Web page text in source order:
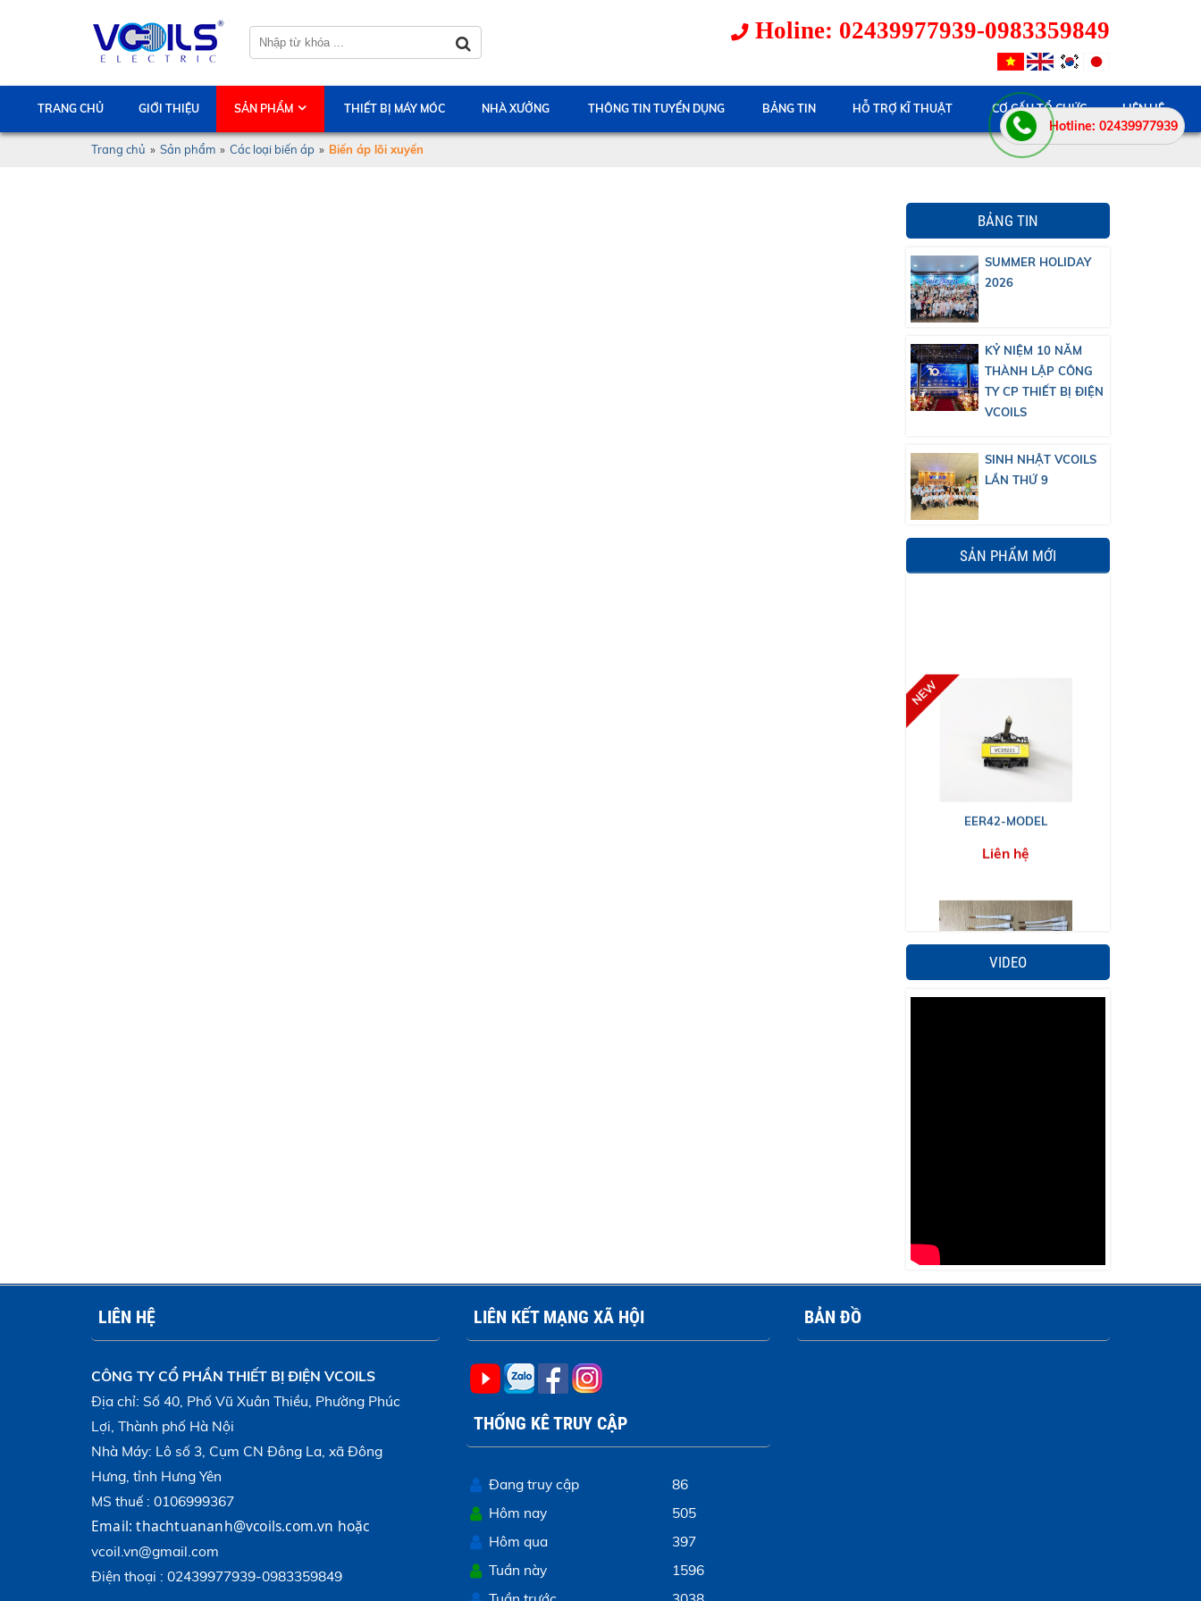
Holine: 02439977939-0983359849
TRANG CHỦ GIỚI THIỆU SẢN PHẨM THIẾT BỊ MÁY MÓC NHÀ XƯỞNG THÔNG TIN TUYỂN DỤNG BẢNG TIN HỖ TRỢ KĨ THUẬT CƠ CẤU TỔ CHỨC LIÊN HỆ
Trang chủ » Sản phẩm » Các loại biến áp » Biến áp lõi xuyến
BẢNG TIN
SUMMER HOLIDAY
2026
KỶ NIỆM 10 NĂM
THÀNH LẬP CÔNG
TY CP THIẾT BỊ ĐIỆN
VCOILS
SINH NHẬT VCOILS
LẦN THỨ 9
SẢN PHẨM MỚI
VIDEO
LIÊN HỆ
CÔNG TY CỔ PHẦN THIẾT BỊ ĐIỆN VCOILS
Địa chỉ: Số 40, Phố Vũ Xuân Thiều, Phường Phúc
Lợi, Thành phố Hà Nội
Nhà Máy: Lô số 3, Cụm CN Đông La, xã Đông
Hưng, tỉnh Hưng Yên
MS thuế : 0106999367
Email: thachtuananh@vcoils.com.vn
vcoil.vn@gmail.com
Điện thoại : 02439977939-0983359849
LIÊN KẾT MẠNG XÃ HỘI
THỐNG KÊ TRUY CẬP
Đang truy cập
86
Hôm nay
505
Hôm qua
397
Tuần này
1596
BẢN ĐỒ
Hotline: 02439977939